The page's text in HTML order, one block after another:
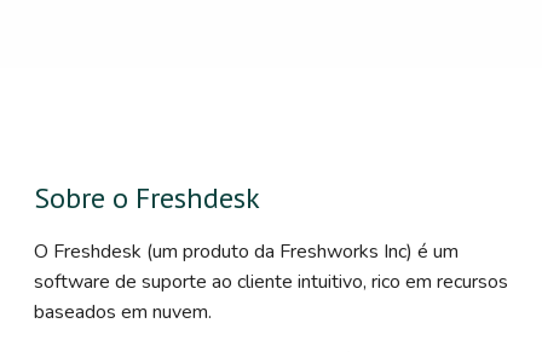
Sobre o Freshdesk
O Freshdesk (um produto da Freshworks Inc) é um
software de suporte ao cliente intuitivo, rico em recursos
baseados em nuvem.